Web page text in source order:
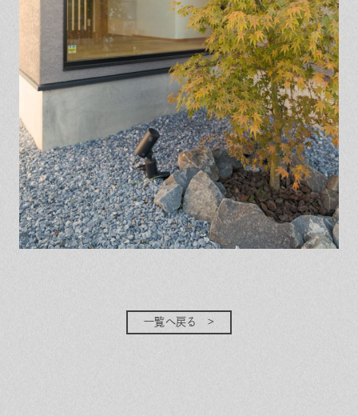
一覧へ戻る